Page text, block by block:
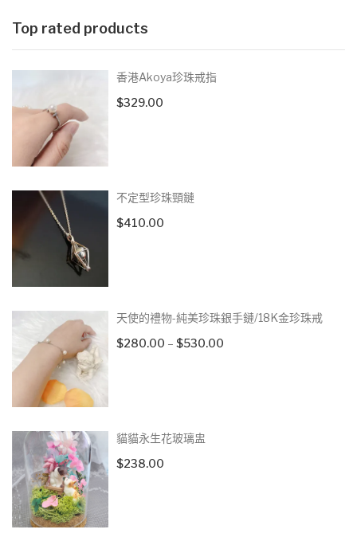
Top rated products
香港Akoya珍珠戒指
$329.00
不定型珍珠頸鏈
$410.00
天使的禮物-純美珍珠銀手鏈/18K金珍珠戒
$280.00 – $530.00Price
貓貓永生花玻璃盅
$238.00